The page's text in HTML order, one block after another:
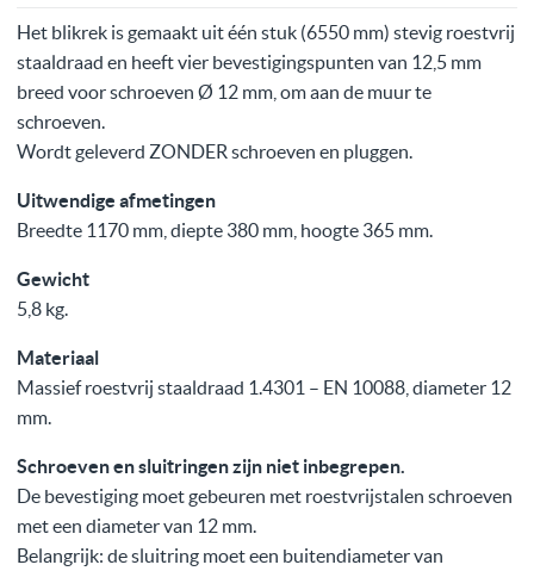
Het blikrek is gemaakt uit één stuk (6550 mm) stevig roestvrij
staaldraad en heeft vier bevestigingspunten van 12,5 mm
breed voor schroeven Ø 12 mm, om aan de muur te
schroeven.
Wordt geleverd ZONDER schroeven en pluggen.
Uitwendige afmetingen
Breedte 1170 mm, diepte 380 mm, hoogte 365 mm.
Gewicht
5,8 kg.
Materiaal
Massief roestvrij staaldraad 1.4301 – EN 10088, diameter 12
mm.
Schroeven en sluitringen zijn niet inbegrepen.
De bevestiging moet gebeuren met roestvrijstalen schroeven
met een diameter van 12 mm.
Belangrijk: de sluitring moet een buitendiameter van